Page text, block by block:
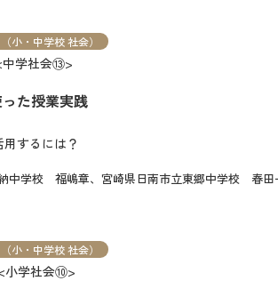
た授業実践
するには？
中学校 福嶋章、宮崎県日南市立東郷中学校 春
中学社会⑬>
小・中学校 社会）
小学社会⑩>
小・中学校 社会）